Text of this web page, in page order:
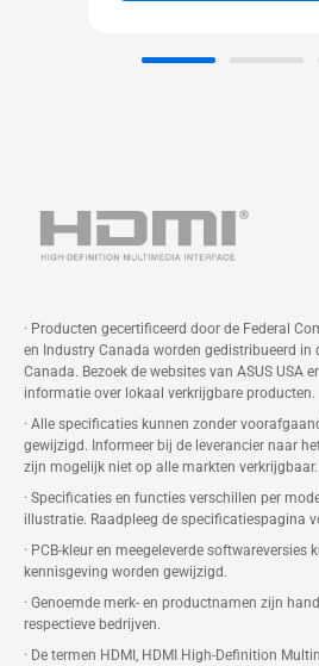
· Producten gecertificeerd door de Federal
en Industry Canada worden gedistribueerd in
Canada. Bezoek de websites van ASUS USA
informatie over lokaal verkrijgbare producten.
· Alle specificaties kunnen zonder
gewijzigd. Informeer bij de leverancier naar
zijn mogelijk niet op alle markten verkrijgbaar.
· Specificaties en functies verschillen per
illustratie. Raadpleeg de specificatiespagina
· PCB-kleur en meegeleverde
kennisgeving worden gewijzigd.
· Genoemde merk- en productnamen zijn
respectieve bedrijven.
· De termen HDMI, HDMI High-Definition